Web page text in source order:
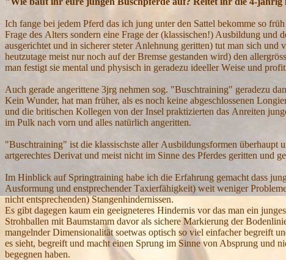
Ich fange bei jedem Pferd das ich jung unter den Sattel bekomme so
Frage des Alters sondern eine Frage der(klassischen!) Ausbildung und
ausgerichtet und in sicherer steter Anlehnung geritten) tut man sich und
heutzutage meist nur noch auf derBremse gestanden wird) den
man festigt sie mental und physisch in geradezu ideellerWeise und
Auch gerade angerittene 3jrg nehmen sog. "Buschtraining" geradezu
Kein Wunder, hat man früher, als es noch keine abgeschlossenen L
und die britischen Kollegen von derInsel praktizierten das Anreiten
im Pulk nach vorn und alles natürlich angeritten.
"Buschtraining" ist die klassischste aller Ausbildungsformen überhaupt
artgerechtes Derivat und meist nicht im Sinne des Pferdes geritten und
Im Hinblick auf Springtraining habe ich die Erfahrung gemacht dass
Ausformung und enstprechender Taxierfähigkeit) weit wenigerP
nicht entsprechenden)Stangenhindernissen.
Es gibt dagegen kaum ein geeigneteres Hindernis vor das man ein junges
Strohballen mit Baumstamm davor als sichere Markierung derB
mangelnderDimensionalität soetwas optisch so viel einfacher begreift
es sieht, begreift und macht einen Sprung im Sinne von Absprung und
begegnen haben.